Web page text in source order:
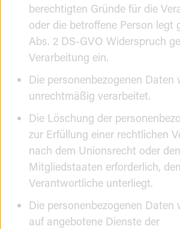
berechtigten Gründe für die
oder die betroffene Person legt
Abs. 2 DS-GVO Widerspruch
Verarbeitung ein.
Die personenbezogenen Daten
unrechtmäßig verarbeitet.
Die Löschung der
zur Erfüllung einer rechtlichen
nach dem Unionsrecht oder
Mitgliedstaaten erforderlich,
Verantwortliche unterliegt.
Die personenbezogenen Daten
auf angebotene Dienste der